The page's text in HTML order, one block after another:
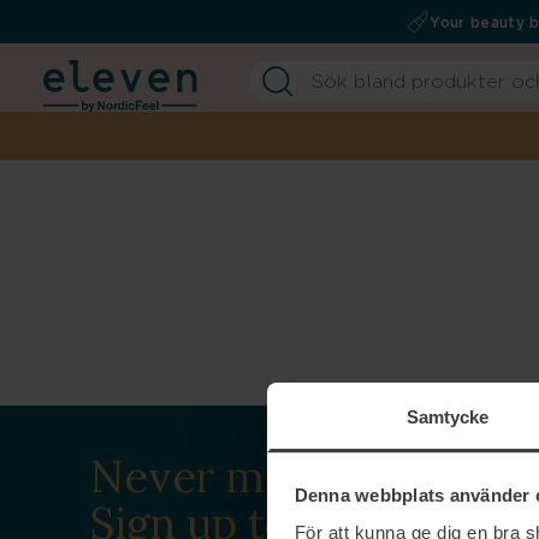
Samtycke
Denna webbplats använder
För att kunna ge dig en bra
Your beauty
Never miss a beat.
Sign up to our